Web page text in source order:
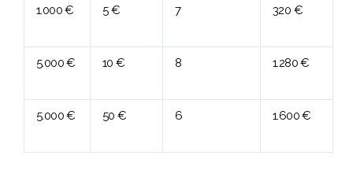
1.000 € 5 € 7 320 €
5.000 € 10 € 8 1.280 €
5.000 € 50 € 6 1.600 €